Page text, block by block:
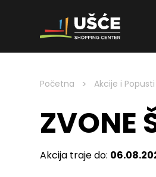
Skip to content
Početna > Akcije i Popusti
ZVONE
Akcija traje do: